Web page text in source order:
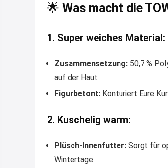
🌟 Was macht die
1. Super weiches Material:
Zusammensetzung: 50,7 %
auf der Haut.
Figurbetont: Konturiert Eure
2. Kuschelig warm:
Plüsch-Innenfutter: Sorgt für
Wintertage.